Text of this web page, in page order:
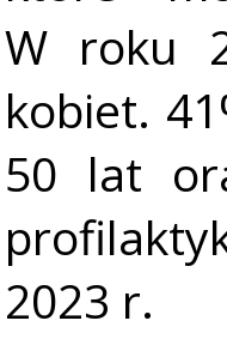
W roku
kobiet.
50 lat
2023 r.